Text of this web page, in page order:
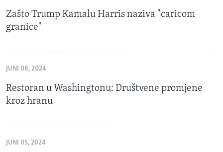
Zašto Trump Kamalu Harris naziva "caricom
granice"
JUNI 08, 2024
Restoran u Washingtonu: Društvene promjene
kroz hranu
JUNI 05, 2024